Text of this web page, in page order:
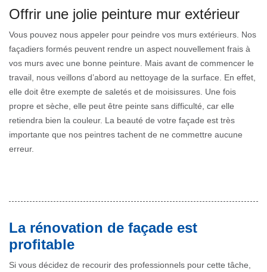
Offrir une jolie peinture mur extérieur
Vous pouvez nous appeler pour peindre vos murs extérieurs. Nos
façadiers formés peuvent rendre un aspect nouvellement frais à
vos murs avec une bonne peinture. Mais avant de commencer le
travail, nous veillons d’abord au nettoyage de la surface. En effet,
elle doit être exempte de saletés et de moisissures. Une fois
propre et sèche, elle peut être peinte sans difficulté, car elle
retiendra bien la couleur. La beauté de votre façade est très
importante que nos peintres tachent de ne commettre aucune
erreur.
La rénovation de façade est
profitable
Si vous décidez de recourir des professionnels pour cette tâche,